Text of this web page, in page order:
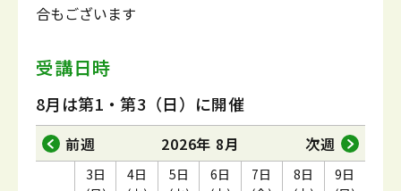
合もございます
受講日時
8月は第1・第3（日）に開催
前週 2026年 8月 次週
3日
4日
5日
6日
7日
8日
9日